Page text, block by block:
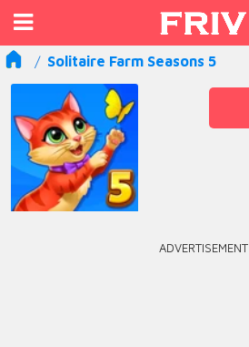
Solitaire Farm Seasons 5
ADVERTISEMENT